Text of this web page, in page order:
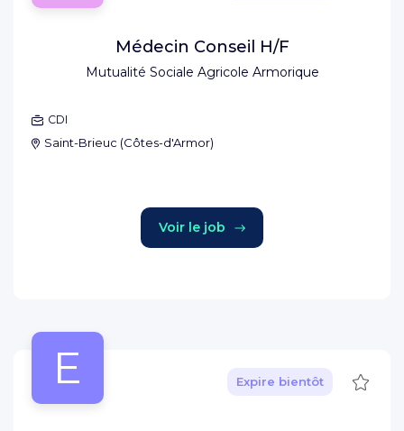
Mutualité Sociale Agricole Armorique
Médecin Conseil H/F
CDI
Saint-Brieuc (Côtes-d'Armor)
Voir le job
E Expire bientôt